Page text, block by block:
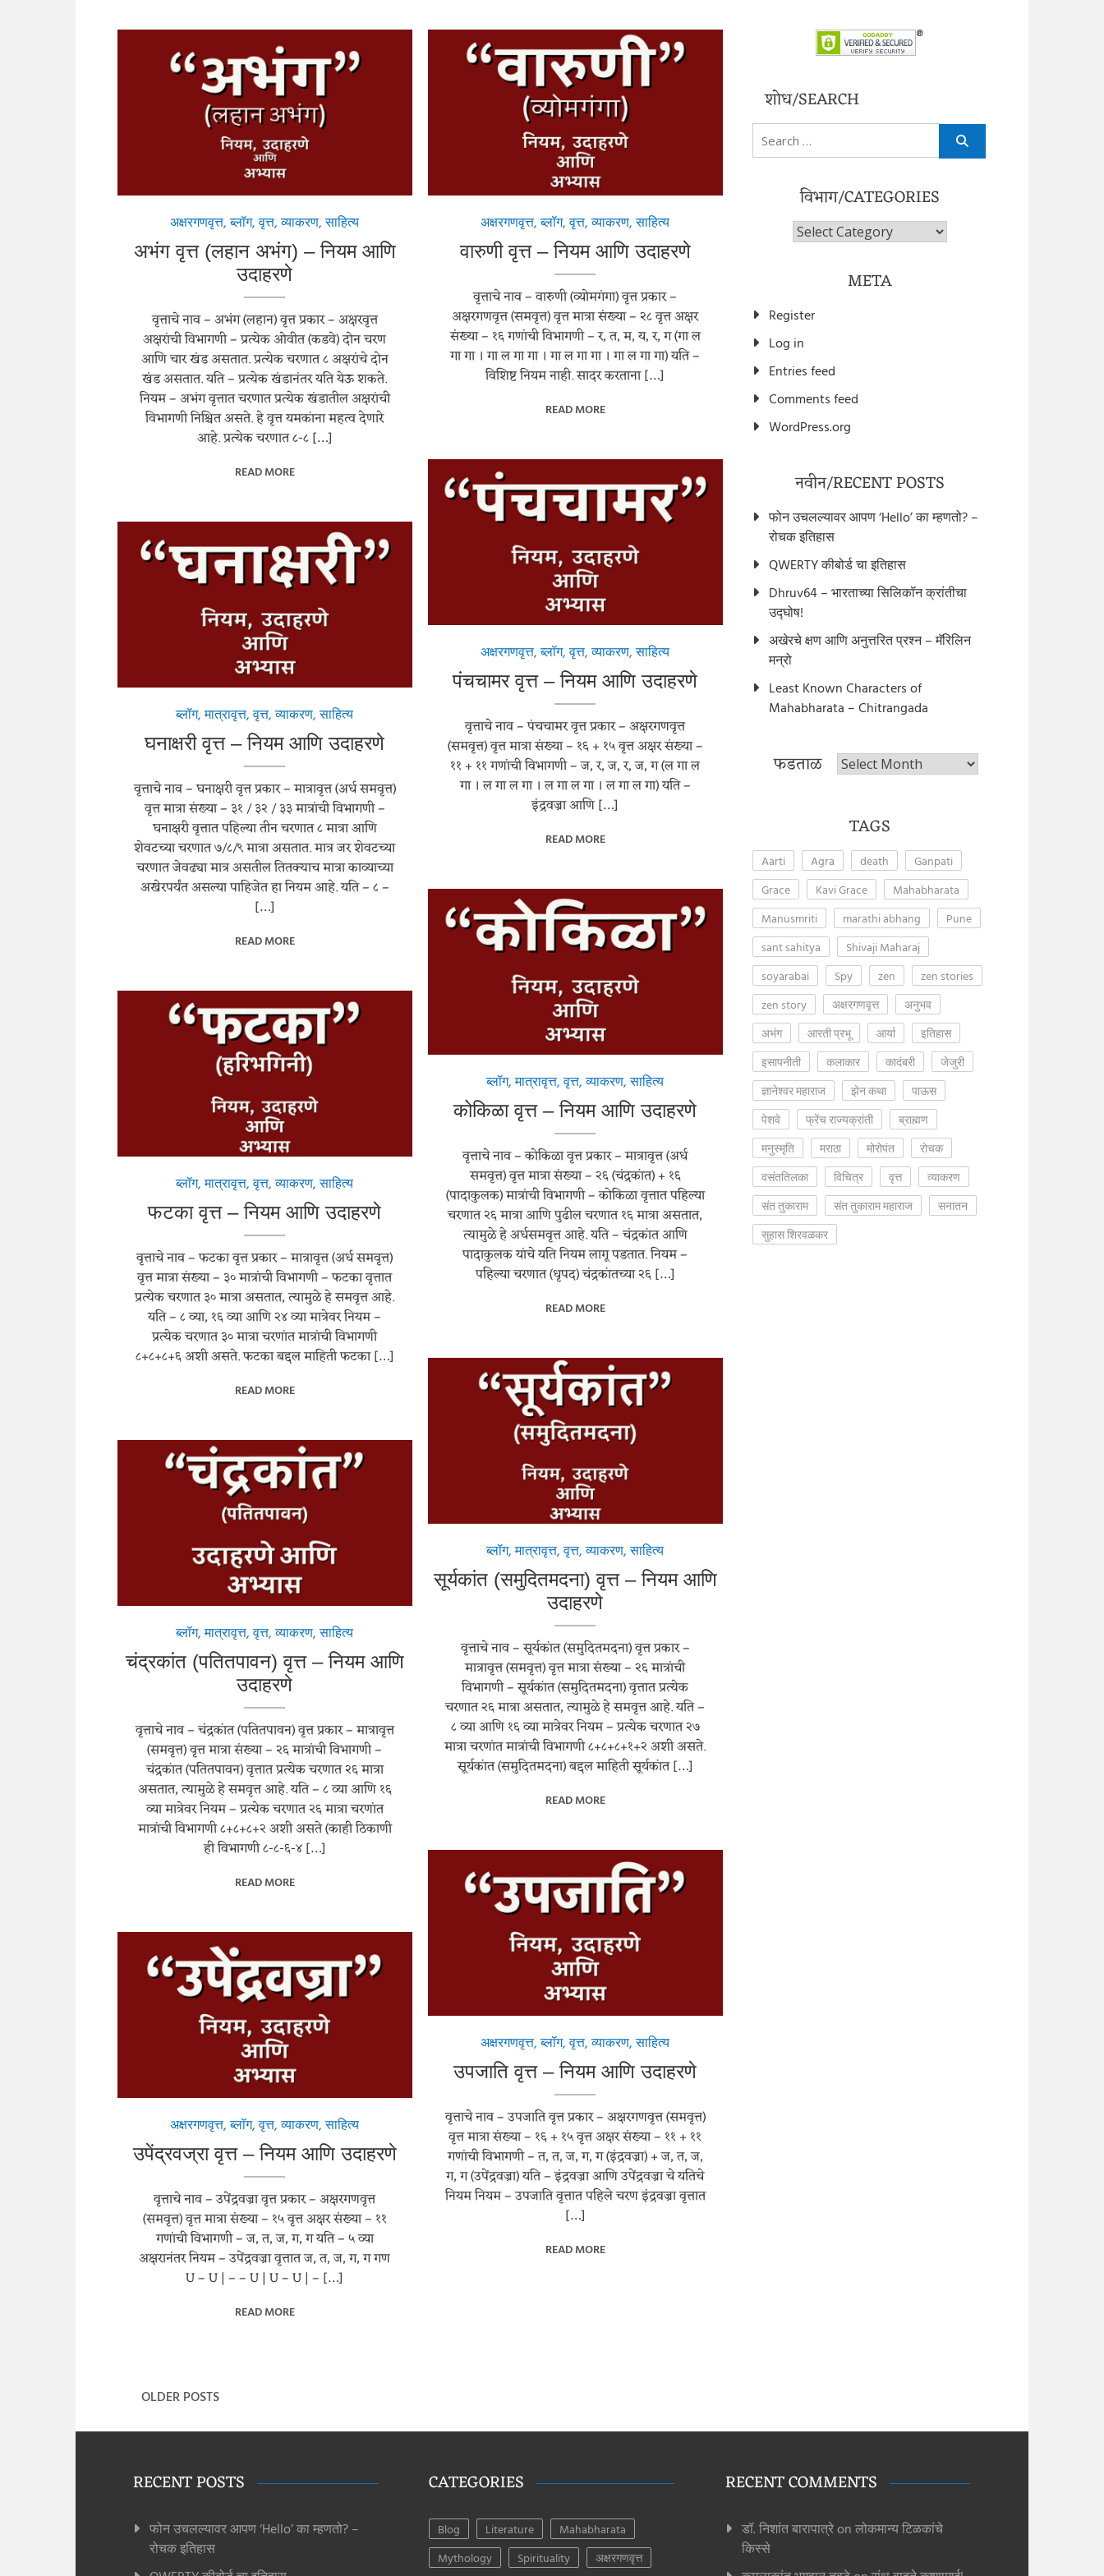
अक्षरगणवृत्त,ब्लॉग,वृत्त,व्याकरण,साहित्य
अभंग वृत्त (लहान अभंग) – नियम आणि
उदाहरणे
वृत्ताचे नाव – अभंग (लहान) वृत्त प्रकार – अक्षरवृत्त
अक्षरांची विभागणी – प्रत्येक ओवीत (कडवे) दोन चरण
आणि चार खंड असतात. प्रत्येक चरणात ८ अक्षरांचे दोन
खंड असतात. यति – प्रत्येक खंडानंतर यति येऊ शकते.
नियम – अभंग वृत्तात चरणात प्रत्येक खंडातील अक्षरांची
विभागणी निश्चित असते. हे वृत्त यमकांना महत्व देणारे
आहे. प्रत्येक चरणात ८-८ […]
READ MORE
वारुणी वृत्त
अक्षरगणवृत्त,ब्लॉग,वृत्त,व्याकरण,साहित्य
वारुणी वृत्त – नियम आणि उदाहरणे
वृत्ताचे नाव – वारुणी (व्योमगंगा) वृत्त प्रकार –
अक्षरगणवृत्त (समवृत्त) वृत्त मात्रा संख्या – २८ वृत्त अक्षर
संख्या – १६ गणांची विभागणी – र, त, म, य, र, ग (गा ल
गा गा । गा ल गा गा । गा ल गा गा । गा ल गा गा) यति –
विशिष्ट नियम नाही. सादर करताना […]
READ MORE
अक्षरगणवृत्त,ब्लॉग,वृत्त,व्याकरण,साहित्य
पंचचामर वृत्त – नियम आणि उदाहरणे
वृत्ताचे नाव – पंचचामर वृत्त प्रकार – अक्षरगणवृत्त
(समवृत्त) वृत्त मात्रा संख्या – १६ + १५ वृत्त अक्षर संख्या –
११ + ११ गणांची विभागणी – ज, र, ज, र, ज, ग (ल गा ल
गा । ल गा ल गा । ल गा ल गा । ल गा ल गा) यति –
इंद्रवज्रा आणि […]
READ MORE
ब्लॉग,मात्रावृत्त,वृत्त,व्याकरण,साहित्य
घनाक्षरी वृत्त – नियम आणि उदाहरणे
वृत्ताचे नाव – घनाक्षरी वृत्त प्रकार – मात्रावृत्त (अर्ध समवृत्त)
वृत्त मात्रा संख्या – ३१ / ३२ / ३३ मात्रांची विभागणी –
घनाक्षरी वृत्तात पहिल्या तीन चरणात ८ मात्रा आणि
शेवटच्या चरणात ७/८/९ मात्रा असतात. मात्र जर शेवटच्या
चरणात जेवढ्या मात्र असतील तितक्याच मात्रा काव्याच्या
अखेरपर्यंत असल्या पाहिजेत हा नियम आहे. यति – ८ –
[…]
READ MORE
ब्लॉग,मात्रावृत्त,वृत्त,व्याकरण,साहित्य
कोकिळा वृत्त – नियम आणि उदाहरणे
वृत्ताचे नाव – कोकिळा वृत्त प्रकार – मात्रावृत्त (अर्ध
समवृत्त) वृत्त मात्रा संख्या – २६ (चंद्रकांत) + १६
(पादाकुलक) मात्रांची विभागणी – कोकिळा वृत्तात पहिल्या
चरणात २६ मात्रा आणि पुढील चरणात १६ मात्रा असतात,
त्यामुळे हे अर्धसमवृत्त आहे. यति – चंद्रकांत आणि
पादाकुलक यांचे यति नियम लागू पडतात. नियम –
पहिल्या चरणात (धृपद) चंद्रकांतच्या २६ […]
READ MORE
ब्लॉग,मात्रावृत्त,वृत्त,व्याकरण,साहित्य
फटका वृत्त – नियम आणि उदाहरणे
वृत्ताचे नाव – फटका वृत्त प्रकार – मात्रावृत्त (अर्ध समवृत्त)
वृत्त मात्रा संख्या – ३० मात्रांची विभागणी – फटका वृत्तात
प्रत्येक चरणात ३० मात्रा असतात, त्यामुळे हे समवृत्त आहे.
यति – ८ व्या, १६ व्या आणि २४ व्या मात्रेवर नियम –
प्रत्येक चरणात ३० मात्रा चरणांत मात्रांची विभागणी
८+८+८+६ अशी असते. फटका बद्दल माहिती फटका […]
READ MORE
ब्लॉग,मात्रावृत्त,वृत्त,व्याकरण,साहित्य
सूर्यकांत (समुदितमदना) वृत्त – नियम आणि
उदाहरणे
वृत्ताचे नाव – सूर्यकांत (समुदितमदना) वृत्त प्रकार –
मात्रावृत्त (समवृत्त) वृत्त मात्रा संख्या – २६ मात्रांची
विभागणी – सूर्यकांत (समुदितमदना) वृत्तात प्रत्येक
चरणात २६ मात्रा असतात, त्यामुळे हे समवृत्त आहे. यति –
८ व्या आणि १६ व्या मात्रेवर नियम – प्रत्येक चरणात २७
मात्रा चरणांत मात्रांची विभागणी ८+८+८+१+२ अशी असते.
सूर्यकांत (समुदितमदना) बद्दल माहिती सूर्यकांत […]
READ MORE
ब्लॉग,मात्रावृत्त,वृत्त,व्याकरण,साहित्य
चंद्रकांत (पतितपावन) वृत्त – नियम आणि
उदाहरणे
वृत्ताचे नाव – चंद्रकांत (पतितपावन) वृत्त प्रकार – मात्रावृत्त
(समवृत्त) वृत्त मात्रा संख्या – २६ मात्रांची विभागणी –
चंद्रकांत (पतितपावन) वृत्तात प्रत्येक चरणात २६ मात्रा
असतात, त्यामुळे हे समवृत्त आहे. यति – ८ व्या आणि १६
व्या मात्रेवर नियम – प्रत्येक चरणात २६ मात्रा चरणांत
मात्रांची विभागणी ८+८+८+२ अशी असते (काही ठिकाणी
ही विभागणी ८-८-६-४ […]
READ MORE
अक्षरगणवृत्त,ब्लॉग,वृत्त,व्याकरण,साहित्य
उपजाति वृत्त – नियम आणि उदाहरणे
वृत्ताचे नाव – उपजाति वृत्त प्रकार – अक्षरगणवृत्त (समवृत्त)
वृत्त मात्रा संख्या – १६ + १५ वृत्त अक्षर संख्या – ११ + ११
गणांची विभागणी – त, त, ज, ग, ग (इंद्रवज्रा) + ज, त, ज,
ग, ग (उपेंद्रवज्रा) यति – इंद्रवज्रा आणि उपेंद्रवज्रा चे यतिचे
नियम नियम – उपजाति वृत्तात पहिले चरण इंद्रवज्रा वृत्तात
[…]
READ MORE
अक्षरगणवृत्त,ब्लॉग,वृत्त,व्याकरण,साहित्य
उपेंद्रवज्रा वृत्त – नियम आणि उदाहरणे
वृत्ताचे नाव – उपेंद्रवज्रा वृत्त प्रकार – अक्षरगणवृत्त
(समवृत्त) वृत्त मात्रा संख्या – १५ वृत्त अक्षर संख्या – ११
गणांची विभागणी – ज, त, ज, ग, ग यति – ५ व्या
अक्षरानंतर नियम – उपेंद्रवज्रा वृत्तात ज, त, ज, ग, ग गण
U – U | – – U | U – U | – […]
READ MORE
Posts
navigation
OLDER POSTS
शोध/SEARCH
Search
for:
विभाग/CATEGORIES
विभाग/Categories
META
Register
Log in
Entries feed
Comments feed
WordPress.org
नवीन/RECENT POSTS
फोन उचलल्यावर आपण ‘Hello’ का म्हणतो? –
रोचक इतिहास
QWERTY कीबोर्ड चा इतिहास
Dhruv64 – भारताच्या सिलिकॉन क्रांतीचा
उद्घोष!
अखेरचे क्षण आणि अनुत्तरित प्रश्न – मॅरिलिन
मन्रो
Least Known Characters of
Mahabharata – Chitrangada
फडताळ फडताळ
TAGS
Aarti Agra death
Ganpati
Grace
Kavi Grace
Mahabharata
Manusmriti
marathi abhang
Pune
sant sahitya
Shivaji Maharaj
soyarabai
Spy zen
zen stories
zen story
अक्षरगणवृत्त
अनुभव
अभंग
आरती प्रभू आर्या
इतिहास
इसापनीती
कलाकार कादंबरी
जेजुरी
ज्ञानेश्वर महाराज
झेन कथा
पाऊस
पेशवे
फ्रेंच राज्यक्रांती
ब्राह्मण
मनुस्मृति
मराठा मोरोपंत
रोचक
वसंततिलका
विचित्र वृत्त
व्याकरण
संत तुकाराम
संत तुकाराम महाराज
सनातन
सुहास शिरवळकर
RECENT POSTS
फोन उचलल्यावर आपण ‘Hello’ का म्हणतो? –
रोचक इतिहास
CATEGORIES
Blog Literature
Mahabharata
Mythology
Spirituality अक्षरगणवृत्त
RECENT COMMENTS
डॉ. निशांत बारापात्रेon लोकमान्य टिळकांचे
किस्से